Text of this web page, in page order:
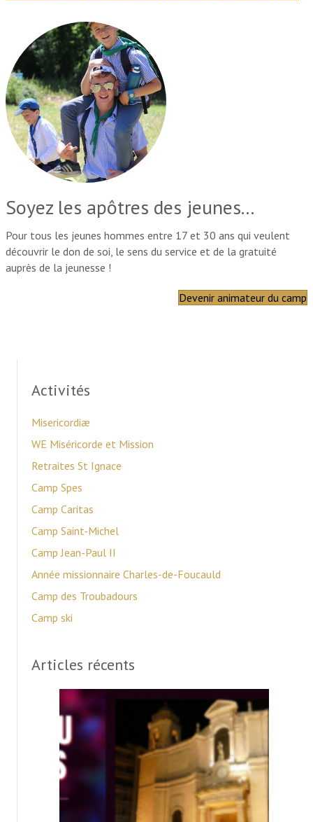
Soyez les apôtres des jeunes...
Pour tous les jeunes hommes entre 17 et 30 ans qui veulent
découvrir le don de soi, le sens du service et de la gratuité
auprès de la jeunesse !
Devenir animateur du camp
Activités
Misericordiæ
WE Miséricorde et Mission
Retraites St Ignace
Camp Spes
Camp Caritas
Camp Saint-Michel
Camp Jean-Paul II
Année missionnaire Charles-de-Foucauld
Camp des Troubadours
Camp ski
Articles récents